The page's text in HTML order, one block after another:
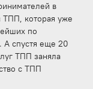
в
ТПП, которая уже
по
А спустя еще 20
ТПП заняла
с ТПП